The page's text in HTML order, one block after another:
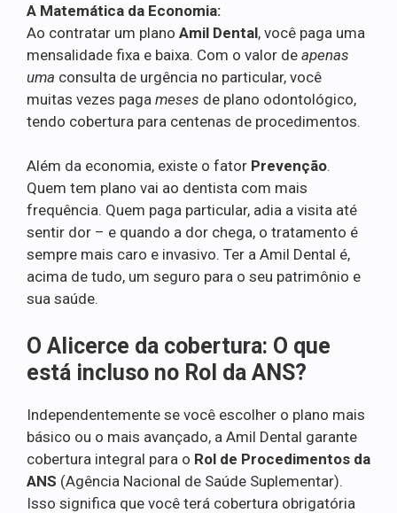
A Matemática da Economia:
Ao contratar um plano Amil Dental, você paga uma
mensalidade fixa e baixa. Com o valor de apenas
uma consulta de urgência no particular, você
muitas vezes paga meses de plano odontológico,
tendo cobertura para centenas de procedimentos.
Além da economia, existe o fator Prevenção.
Quem tem plano vai ao dentista com mais
frequência. Quem paga particular, adia a visita até
sentir dor – e quando a dor chega, o tratamento é
sempre mais caro e invasivo. Ter a Amil Dental é,
acima de tudo, um seguro para o seu patrimônio e
sua saúde.
O Alicerce da cobertura: O que
está incluso no Rol da ANS?
Independentemente se você escolher o plano mais
básico ou o mais avançado, a Amil Dental garante
cobertura integral para o Rol de Procedimentos da
ANS (Agência Nacional de Saúde Suplementar).
Isso significa que você terá cobertura obrigatória